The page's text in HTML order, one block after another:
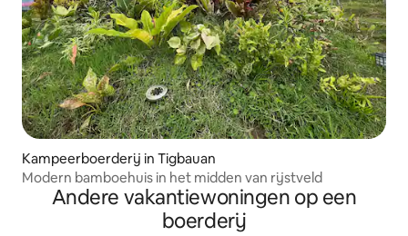
Kampeerboerderij in Tigbauan
Modern bamboehuis in het midden van rijstveld
Andere vakantiewoningen op een
boerderij